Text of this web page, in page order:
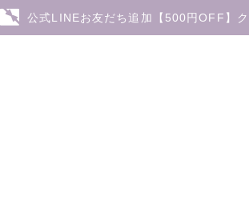
公式LINEお友だち追加【500円OFF】